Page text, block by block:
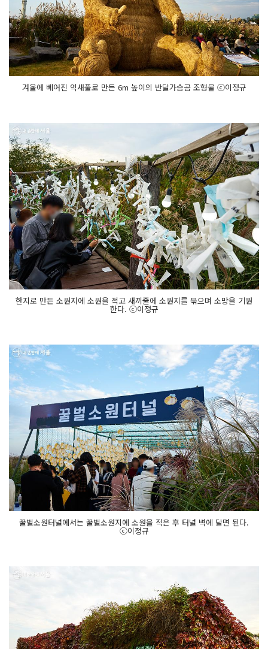
겨울에 베어진 억새풀로 만든 6m 높이의 반달가슴곰 조형물 ⓒ이정규
한지로 만든 소원지에 소원을 적고 새끼줄에 소원지를 묶으며 소망을 기원
한다. ⓒ이정규
꿀벌소원터널에서는 꿀벌소원지에 소원을 적은 후 터널 벽에 달면 된다.
ⓒ이정규